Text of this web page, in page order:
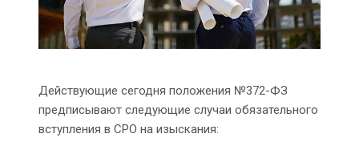
Действующие сегодня положения №372-ФЗ
предписывают следующие случаи обязательного
вступления в СРО на изыскания: